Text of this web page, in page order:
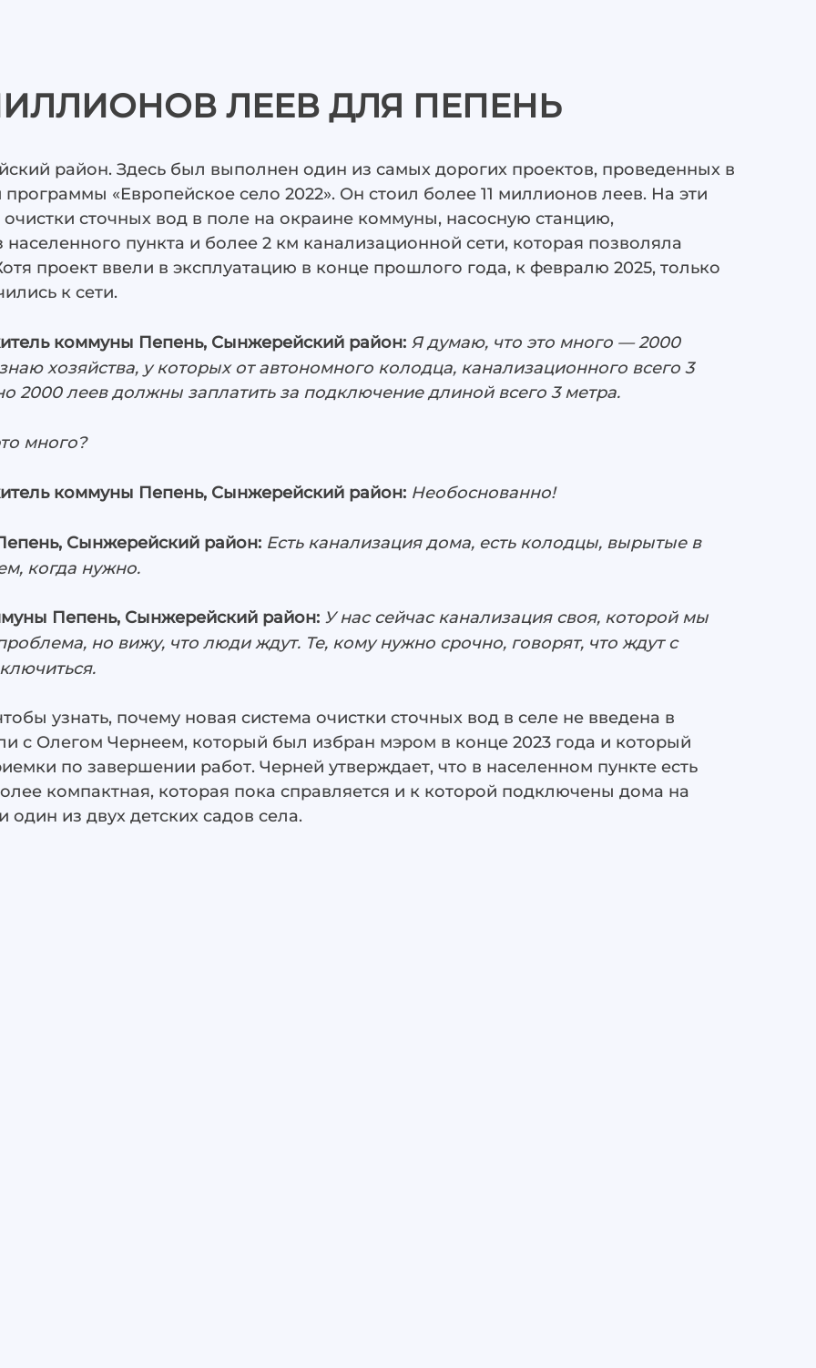
ЛЕЕВ ДЛЯ ПЕПЕНЬ
район. Здесь был выполнен один из самых дорогих проектов, проведенных в
«Европейское село 2022». Он стоил более 11 миллионов леев. На эти
сточных вод в поле на окраине коммуны, насосную станцию,
пункта и более 2 км канализационной сети, которая позволяла
проект ввели в эксплуатацию в конце прошлого года, к февралю 2025, только
к сети.
коммуны Пепень, Сынжерейский район: Я думаю, что это много — 2000
хозяйства, у которых от автономного колодца, канализационного всего 3
2000 леев должны заплатить за подключение длиной всего 3 метра.
много?
коммуны Пепень, Сынжерейский район: Необоснованно!
Сынжерейский район: Есть канализация дома, есть колодцы, вырытые в
когда нужно.
Пепень, Сынжерейский район: У нас сейчас канализация своя, которой мы
но вижу, что люди ждут. Те, кому нужно срочно, говорят, что ждут с
узнать, почему новая система очистки сточных вод в селе не введена в
с Олегом Чернеем, который был избран мэром в конце 2023 года и который
по завершении работ. Черней утверждает, что в населенном пункте есть
компактная, которая пока справляется и к которой подключены дома на
один из двух детских садов села.